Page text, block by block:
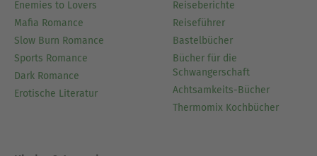
Enemies to Lovers
Mafia Romance
Slow Burn Romance
Sports Romance
Dark Romance
Erotische Literatur
Reiseberichte
Reiseführer
Bastelbücher
Bücher für die
Schwangerschaft
Achtsamkeits-Bücher
Thermomix Kochbücher